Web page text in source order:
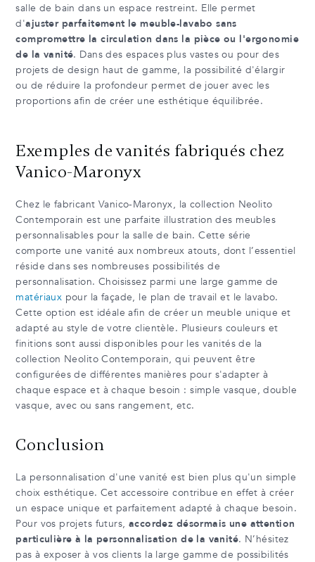
salle de bain dans un espace restreint. Elle permet
d'ajuster parfaitement le meuble-lavabo sans
compromettre la circulation dans la pièce ou l'ergonomie
de la vanité. Dans des espaces plus vastes ou pour des
projets de design haut de gamme, la possibilité d'élargir
ou de réduire la profondeur permet de jouer avec les
proportions afin de créer une esthétique équilibrée.
Exemples de vanités fabriqués chez
Vanico-Maronyx
Chez le fabricant Vanico-Maronyx, la collection Neolito
Contemporain est une parfaite illustration des meubles
personnalisables pour la salle de bain. Cette série
comporte une vanité aux nombreux atouts, dont l’essentiel
réside dans ses nombreuses possibilités de
personnalisation. Choisissez parmi une large gamme de
matériaux pour la façade, le plan de travail et le lavabo.
Cette option est idéale afin de créer un meuble unique et
adapté au style de votre clientèle. Plusieurs couleurs et
finitions sont aussi disponibles pour les vanités de la
collection Neolito Contemporain, qui peuvent être
configurées de différentes manières pour s'adapter à
chaque espace et à chaque besoin : simple vasque, double
vasque, avec ou sans rangement, etc.
Conclusion
La personnalisation d'une vanité est bien plus qu'un simple
choix esthétique. Cet accessoire contribue en effet à créer
un espace unique et parfaitement adapté à chaque besoin.
Pour vos projets futurs, accordez désormais une attention
particulière à la personnalisation de la vanité. N’hésitez
pas à exposer à vos clients la large gamme de possibilités